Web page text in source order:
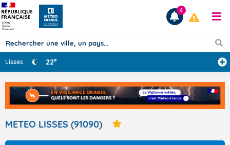
Prévisions
TOUS LES RÉSULTATS
Articles
4
Lisses 22°
METEO LISSES (91090)